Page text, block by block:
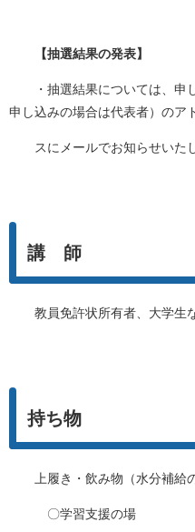
【抽選結果の発表】
・抽選結果については、申
申し込みの場合は代表者）のア
スにメールでお知らせいたし
講 師
教員免許状所有者、大学生
持ち物
上履き・飲み物（水分補給の
〇学習支援の場